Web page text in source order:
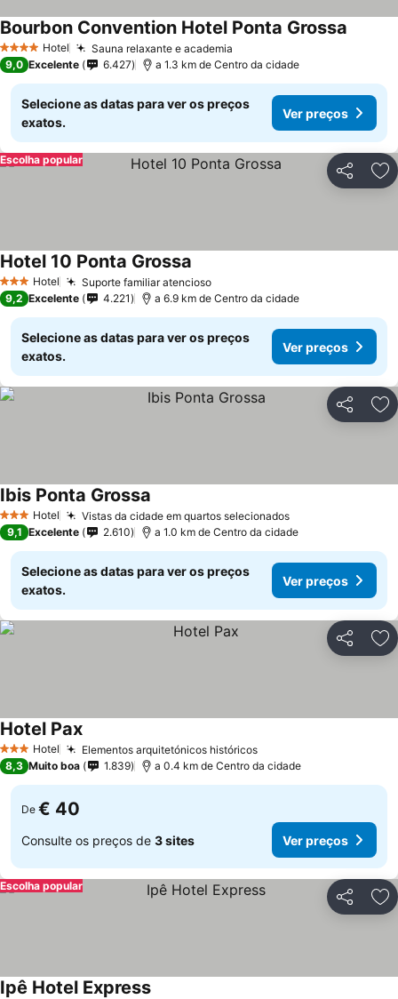
4 EstrelasHotel Sauna relaxante e academia
Bourbon Convention Hotel Ponta Grossa
9,0 Excelente 6.427 a 1.3 km de Centro da cidade
Selecione as datas para ver os preços
exatos.
Ver preços
Partilhar
Escolha popular
3 EstrelasHotel Suporte familiar atencioso
Hotel 10 Ponta Grossa
9,2 Excelente 4.221 a 6.9 km de Centro da cidade
Selecione as datas para ver os preços
exatos.
Ver preços
Partilhar
3 EstrelasHotel Vistas da cidade em quartos selecionados
Ibis Ponta Grossa
9,1 Excelente 2.610 a 1.0 km de Centro da cidade
Selecione as datas para ver os preços
exatos.
Ver preços
Partilhar
3 EstrelasHotel Elementos arquitetónicos históricos
Hotel Pax
8,3 Muito boa 1.839 a 0.4 km de Centro da cidade
De € 40
Consulte os preços de 3 sites Ver preços
Partilhar
Escolha popular
Ipê Hotel Express